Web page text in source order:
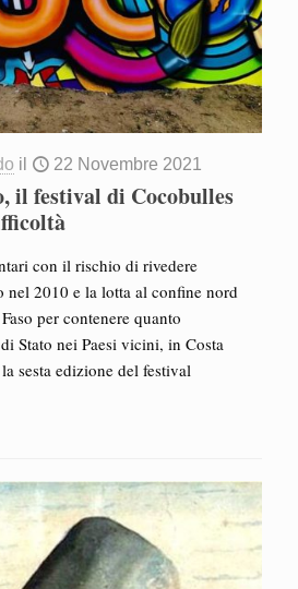
il 22 Novembre 2021
il festival di Cocobulles
con il rischio di rivedere
nel 2010 e la lotta al confine nord
per contenere quanto
Stato nei Paesi vicini, in Costa
sesta edizione del festival